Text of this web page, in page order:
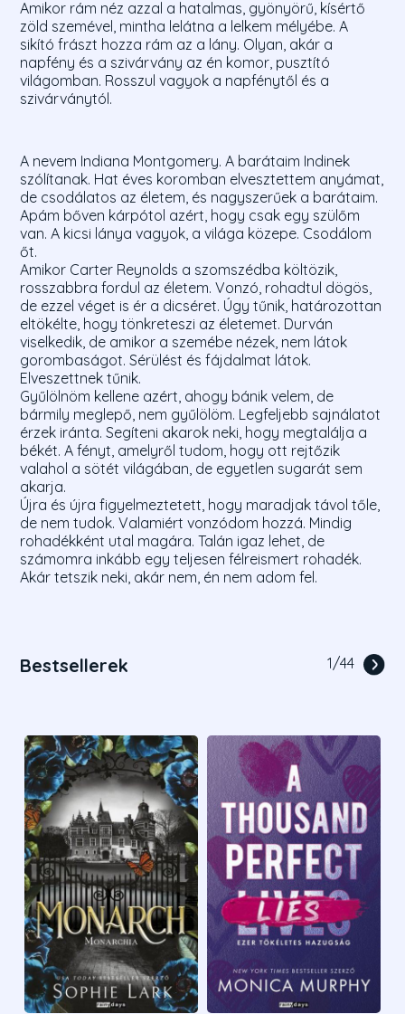
Amikor rám néz azzal a hatalmas, gyönyörű, kísértő
zöld szemével, mintha lelátna a lelkem mélyébe. A
sikító frászt hozza rám az a lány. Olyan, akár a
napfény és a szivárvány az én komor, pusztító
világomban. Rosszul vagyok a napfénytől és a
szivárványtól.
A nevem Indiana Montgomery. A barátaim Indinek
szólítanak. Hat éves koromban elvesztettem anyámat,
de csodálatos az életem, és nagyszerűek a barátaim.
Apám bőven kárpótol azért, hogy csak egy szülőm
van. A kicsi lánya vagyok, a világa közepe. Csodálom
őt.
Amikor Carter Reynolds a szomszédba költözik,
rosszabbra fordul az életem. Vonzó, rohadtul dögös,
de ezzel véget is ér a dicséret. Úgy tűnik, határozottan
eltökélte, hogy tönkreteszi az életemet. Durván
viselkedik, de amikor a szemébe nézek, nem látok
gorombaságot. Sérülést és fájdalmat látok.
Elveszettnek tűnik.
Gyűlölnöm kellene azért, ahogy bánik velem, de
bármily meglepő, nem gyűlölöm. Legfeljebb sajnálatot
érzek iránta. Segíteni akarok neki, hogy megtalálja a
békét. A fényt, amelyről tudom, hogy ott rejtőzik
valahol a sötét világában, de egyetlen sugarát sem
akarja.
Újra és újra figyelmeztetett, hogy maradjak távol tőle,
de nem tudok. Valamiért vonzódom hozzá. Mindig
rohadékként utal magára. Talán igaz lehet, de
számomra inkább egy teljesen félreismert rohadék.
Akár tetszik neki, akár nem, én nem adom fel.
Bestsellerek 1/44